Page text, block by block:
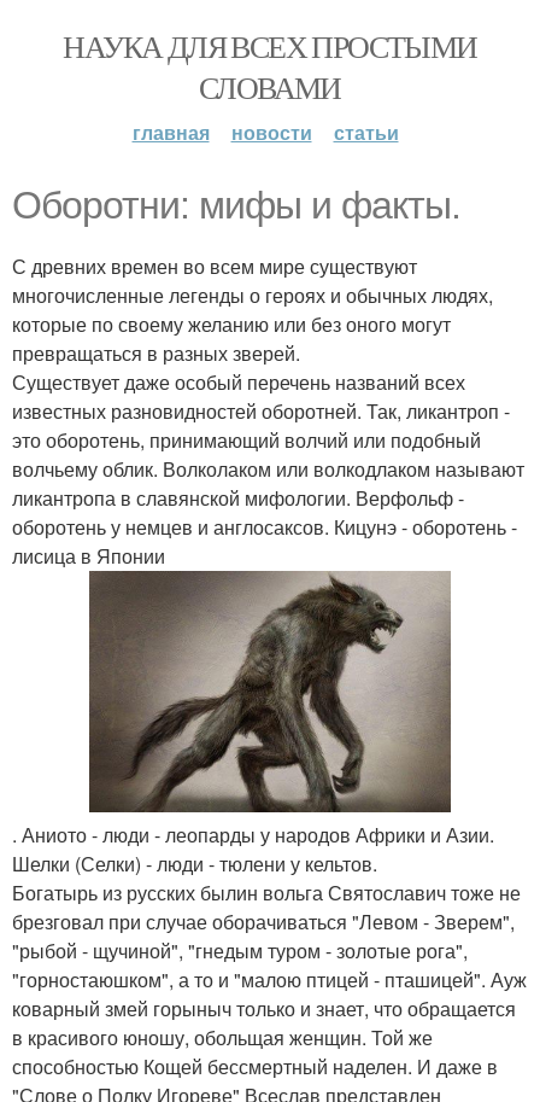
НАУКА ДЛЯ ВСЕХ ПРОСТЫМИ
СЛОВАМИ
главная новости статьи
Оборотни: мифы и факты.
С древних времен во всем мире существуют
многочисленные легенды о героях и обычных людях,
которые по своему желанию или без оного могут
превращаться в разных зверей.
Существует даже особый перечень названий всех
известных разновидностей оборотней. Так, ликантроп -
это оборотень, принимающий волчий или подобный
волчьему облик. Волколаком или волкодлаком называют
ликантропа в славянской мифологии. Верфольф -
оборотень у немцев и англосаксов. Кицунэ - оборотень -
лисица в Японии
. Аниото - люди - леопарды у народов Африки и Азии.
Шелки (Селки) - люди - тюлени у кельтов.
Богатырь из русских былин вольга Святославич тоже не
брезговал при случае оборачиваться "Левом - Зверем",
"рыбой - щучиной", "гнедым туром - золотые рога",
"горностаюшком", а то и "малою птицей - пташицей". Ауж
коварный змей горыныч только и знает, что обращается
в красивого юношу, обольщая женщин. Той же
способностью Кощей бессмертный наделен. И даже в
"Слове о Полку Игореве" Всеслав представлен